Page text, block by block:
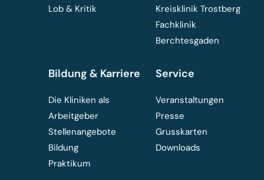
Lob & Kritik
Kreisklinik Trostberg
Fachklinik
Berchtesgaden
Bildung & Karriere
Die Kliniken als
Arbeitgeber
Stellenangebote
Bildung
Praktikum
Service
Veranstaltungen
Presse
Grusskarten
Downloads